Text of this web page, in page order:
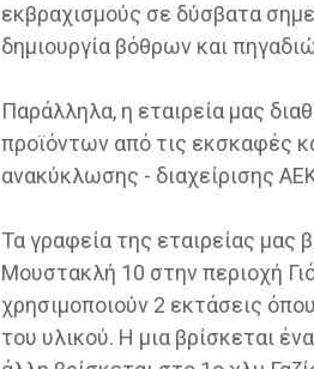
εκβραχισμούς σε δύσβατα
δημιουργία βόθρων και
Παράλληλα, η εταιρεία μας
προϊόντων από τις εκσκαφές
ανακύκλωσης - διαχείρισης
Τα γραφεία της εταιρείας μας
Μουστακλή 10 στην περιοχή
χρησιμοποιούν 2 εκτάσεις
του υλικού. Η μια βρίσκεται